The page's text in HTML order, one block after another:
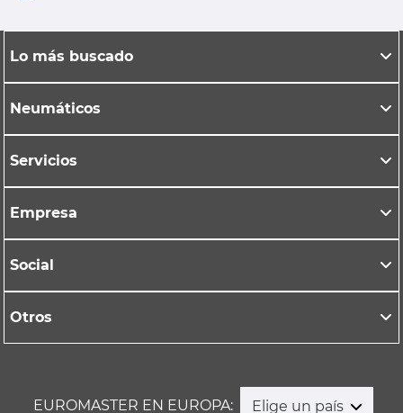
Lo más buscado
Neumáticos
Servicios
Empresa
Social
Otros
EUROMASTER EN EUROPA: Elige un país